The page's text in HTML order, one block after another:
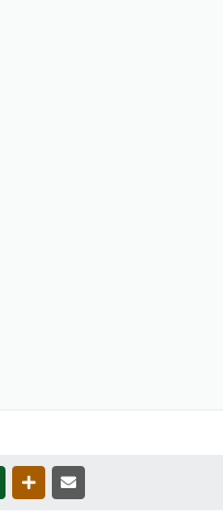
WHATSAPPOUTRAS MÍDIAS